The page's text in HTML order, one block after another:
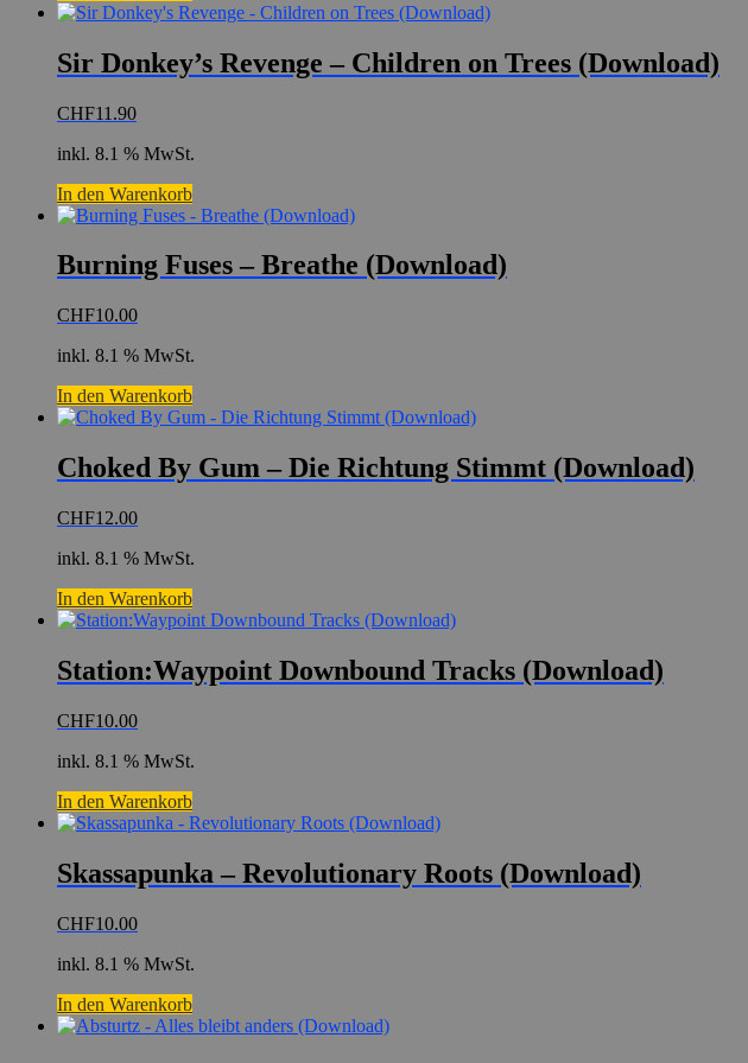
Sir Donkey’s Revenge – Children on Trees (Download)
CHF11.90
inkl. 8.1 % MwSt.
In den Warenkorb
Burning Fuses – Breathe (Download)
CHF10.00
inkl. 8.1 % MwSt.
In den Warenkorb
Choked By Gum – Die Richtung Stimmt (Download)
CHF12.00
inkl. 8.1 % MwSt.
In den Warenkorb
Station:Waypoint Downbound Tracks (Download)
CHF10.00
inkl. 8.1 % MwSt.
In den Warenkorb
Skassapunka – Revolutionary Roots (Download)
CHF10.00
inkl. 8.1 % MwSt.
In den Warenkorb